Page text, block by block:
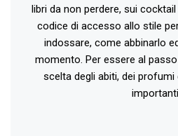
libri da non perdere, sui
codice di accesso allo stile
indossare, come abbinarlo
momento. Per essere al
scelta degli abiti, dei